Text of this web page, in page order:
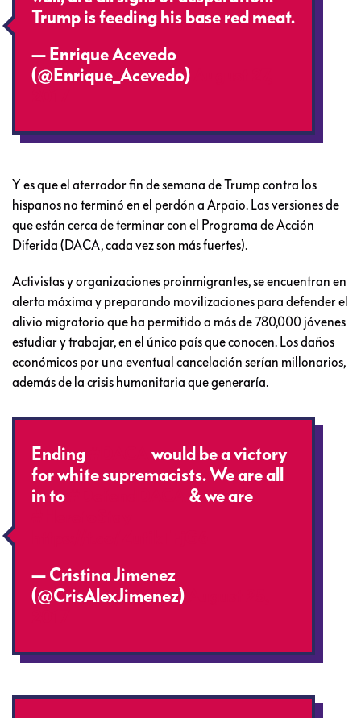
Trump is feeding his base red meat.
— Enrique Acevedo
(@Enrique_Acevedo)
Y es que el aterrador fin de semana de Trump contra los
hispanos no terminó en el perdón a Arpaio. Las versiones de
que están cerca de terminar con el Programa de Acción
Diferida (DACA, cada vez son más fuertes).
Activistas y organizaciones proinmigrantes, se encuentran en
alerta máxima y preparando movilizaciones para defender el
alivio migratorio que ha permitido a más de 780,000 jóvenes
estudiar y trabajar, en el único país que conocen. Los daños
económicos por una eventual cancelación serían millonarios,
además de la crisis humanitaria que generaría.
Ending
would be a victory
for white supremacists. We are all
in to
& we are
— Cristina Jimenez
(@CrisAlexJimenez)